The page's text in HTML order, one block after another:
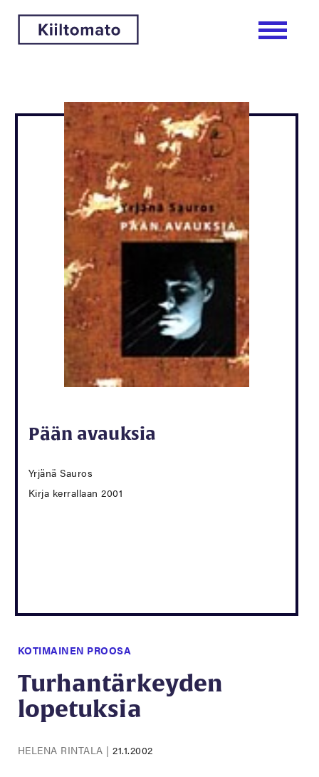
Pään avauksia
Yrjänä Sauros
Kirja kerrallaan 2001
KOTIMAINEN PROOSA
Turhantärkeyden
lopetuksia
HELENA RINTALA |21.1.2002